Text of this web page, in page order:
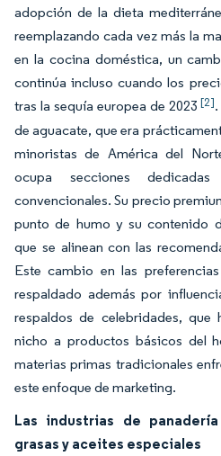
adopción de la dieta
reemplazando cada vez más la
en la cocina doméstica, un
continúa incluso cuando los
tras la sequía europea de 2023[2]
de aguacate, que era
minoristas de América del
ocupa secciones
convencionales. Su precio
punto de humo y su contenido
que se alinean con las
Este cambio en las
respaldado además por
respaldos de celebridades, que
nicho a productos básicos del
materias primas tradicionales
este enfoque de marketing.
Las industrias de
grasas y aceites especiales